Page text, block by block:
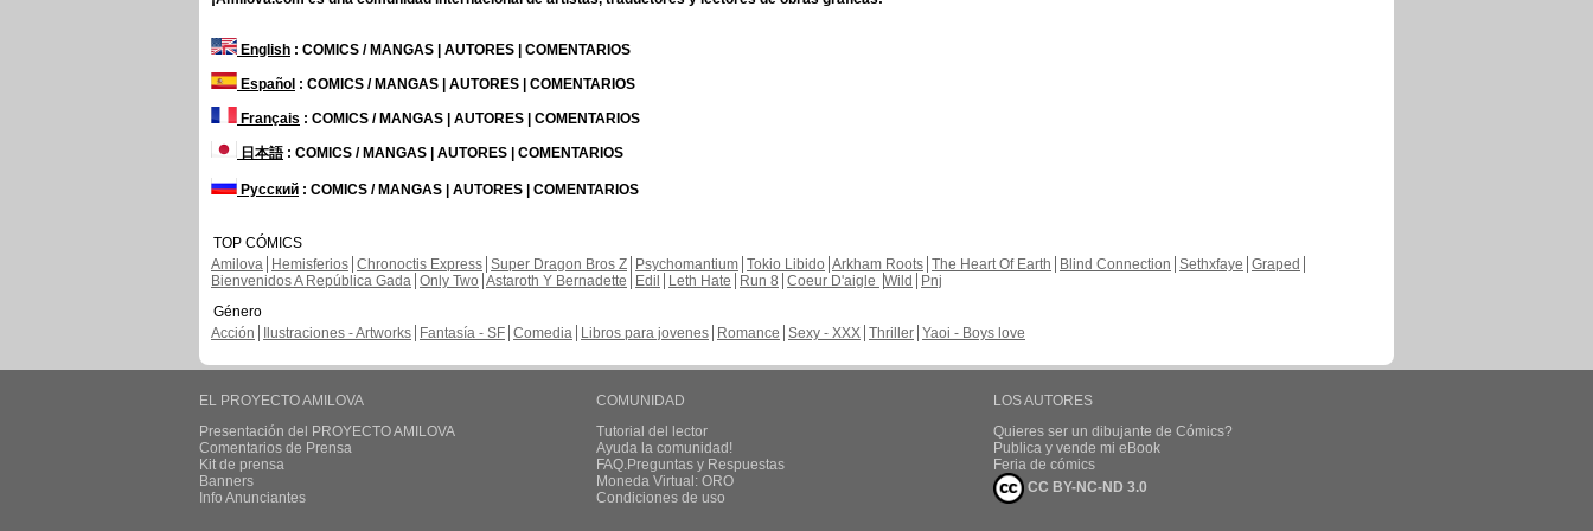
English : COMICS / MANGAS | AUTORES | COMENTARIOS
Español : COMICS / MANGAS | AUTORES | COMENTARIOS
Français : COMICS / MANGAS | AUTORES | COMENTARIOS
日本語: COMICS / MANGAS | AUTORES | COMENTARIOS
Русский : COMICS / MANGAS | AUTORES | COMENTARIOS
TOP CÓMICS
Amilova
Hemisferios Chronoctis Express Super Dragon Bros Z Psychomantium Tokio Libido Arkham Roots The Heart Of Earth Blind Connection Sethxfaye Graped
Bienvenidos A República Gada Only Two Astaroth Y Bernadette Edil Leth Hate Run 8 Coeur D'aigle Wild
Pnj
Género
Acción
Ilustraciones - Artworks Fantasía - SF Comedia Libros para jovenes Romance Sexy - XXX Thriller Yaoi - Boys love
EL PROYECTO AMILOVA
Presentación del PROYECTO AMILOVA
Comentarios de Prensa
Kit de prensa
Banners
Info Anunciantes
COMUNIDAD
Tutorial del lector
Ayuda la comunidad!
FAQ.Preguntas y Respuestas
Moneda Virtual: ORO
Condiciones de uso
LOS AUTORES
Quieres ser un dibujante de Cómics?
Publica y vende mi eBook
Feria de cómics
CC BY-NC-ND 3.0